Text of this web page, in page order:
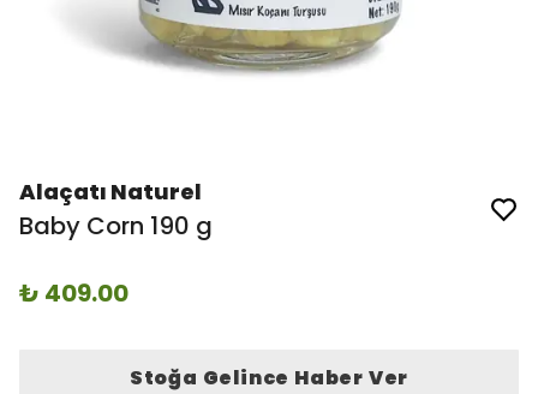
Alaçatı Naturel
Baby Corn 190 g
₺ 409.00
Stoğa Gelince Haber Ver